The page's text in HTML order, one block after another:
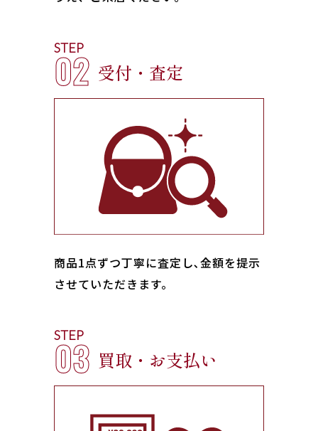
STEP
02 受付・査定
商品1点ずつ丁寧に査定し､金額を提示
させていただきます。
STEP
03 買取・お支払い